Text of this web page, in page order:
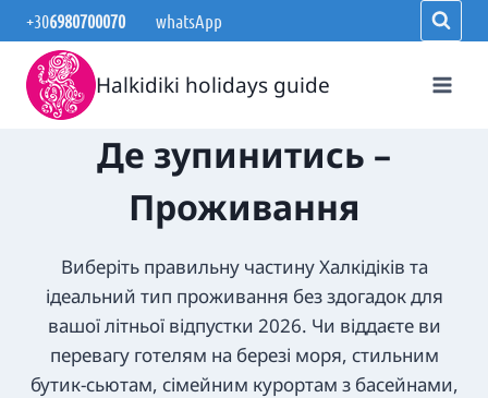
Перейти
до
вмісту
+306980700070 whatsApp
Halkidiki holidays guide
Де зупинитись –
Проживання
Виберіть правильну частину Халкідіків та
ідеальний тип проживання без здогадок для
вашої літньої відпустки 2026. Чи віддаєте ви
перевагу готелям на березі моря, стильним
бутик-сьютам, сімейним курортам з басейнами,